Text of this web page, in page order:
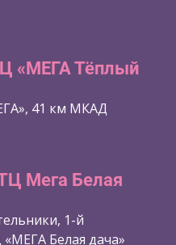
«МЕГА Тёплый
41 км МКАД
Мега Белая
1-й
Белая дача»